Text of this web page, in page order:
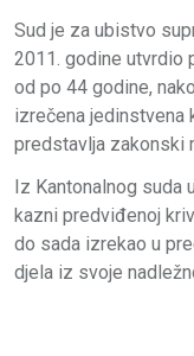
Sud je za ubistvo
2011. godine utvrdio
od po 44 godine,
izrečena jedinstvena
predstavlja zakonski
Iz Kantonalnog suda
kazni predviđenoj
do sada izrekao u
djela iz svoje